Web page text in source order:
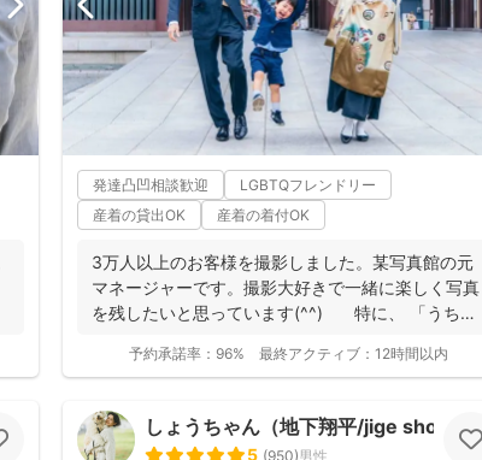
発達凸凹相談歓迎
LGBTQフレンドリー
産着の貸出OK
産着の着付OK
3万人以上のお客様を撮影しました。某写真館の元
マネージャーです。撮影大好きで一緒に楽しく写真
を残したいと思っています(^^) 特に、 「うち
予約承諾率： 96% 最終アクティブ： 12時間以内
しょうちゃん（地下翔平/jige shohe）
5 (950)男性